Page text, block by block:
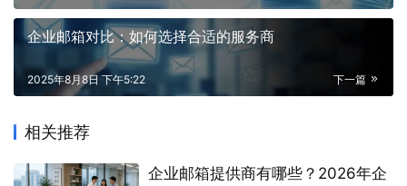
企业邮箱对比：如何选择合适的服务商
下一篇
2025年8月8日 下午5:22
相关推荐
企业邮箱提供商有哪些？2026年企